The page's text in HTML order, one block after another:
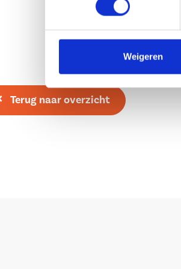
Weigeren
met bestrating en beplanting en
houten berging. Daarnaast is er een
Via de achterom bereikt u de carport
en toegang tot een tweede berging.
met 3 slaapkamers en 2
Terug naar overzicht